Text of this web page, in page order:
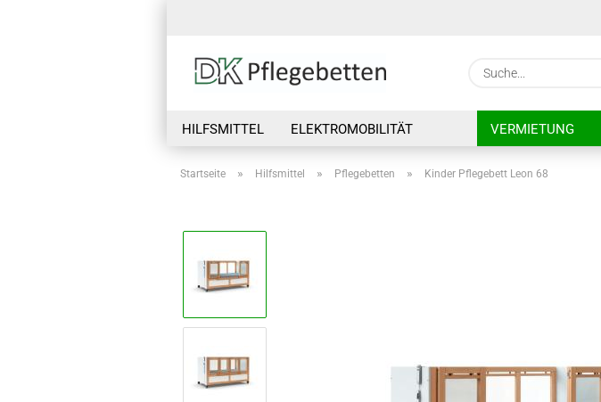
HILFSMITTEL ELEKTROMOBILITÄT VERMIETUNG
Startseite » Hilfsmittel » Pflegebetten » Kinder Pflegebett Leon 68